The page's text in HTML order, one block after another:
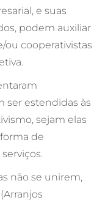
e suas
podem auxiliar
ou cooperativistas
ser estendidas às
sejam elas
de
não se unirem,